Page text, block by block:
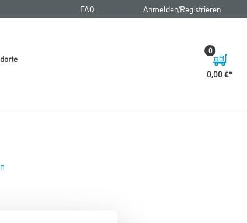
FAQ Anmelden/Registrieren
0,00 €
0